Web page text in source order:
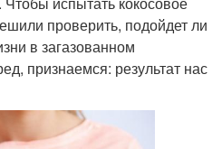
проверить, подойдет ли
в загазованном
признаемся: результат нас